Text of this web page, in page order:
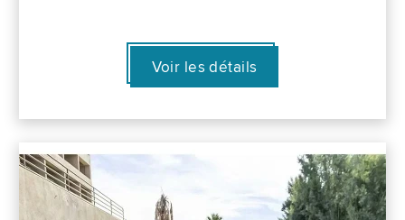
Voir les détails